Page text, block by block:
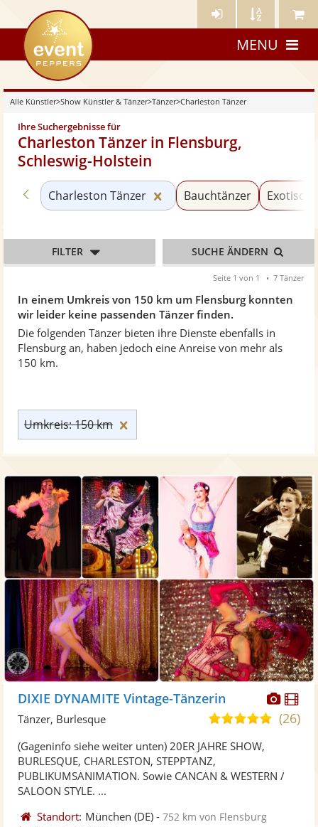
Künstler- Künstler Meine
eventpeppers
MENU
Alle Künstler>Show Künstler & Tänzer>Tänzer>Charleston Tänzer
Ihre Suchergebnisse für
Charleston Tänzer in Flensburg,
Schleswig-Holstein
In einem Umkreis von 150 km um Flensburg konnten
wir leider keine passenden Tänzer finden.
Die folgenden Tänzer bieten ihre Dienste ebenfalls in
Flensburg an, haben jedoch eine Anreise von mehr als
150 km.
Zurück zu «Tänzer»
Charleston Tänzer Kategorie «Charleston
Bauchtänzer
Umkreis: 150 km
FILTER SUCHE ÄNDERN
Seite 1 von 1 7 Tänzer
DIXIE DYNAMITE Vintage-Tänzerin
5,0
Sternen
(26)
Tänzer, Burlesque
(Gageninfo siehe weiter unten) 20ER JAHRE SHOW,
BURLESQUE, CHARLESTON, STEPPTANZ,
PUBLIKUMSANIMATION. Sowie CANCAN & WESTERN /
SALOON STYLE. ...
Standort: München (DE) -752 km von Flensburg